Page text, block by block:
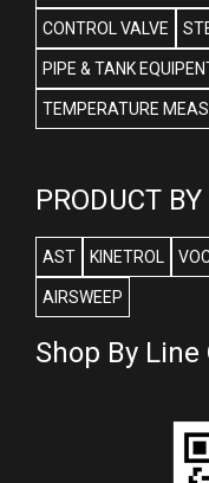
CONTROL VALVE
PIPE & TANK
TEMPERATURE
PRODUCT
AST KINETROL
AIRSWEEP
Shop By Line